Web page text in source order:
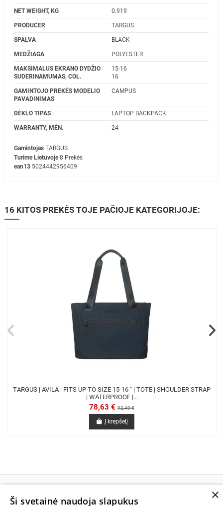
NET WEIGHT, KG 0.919
PRODUCER TARGUS
SPALVA BLACK
MEDŽIAGA POLYESTER
MAKSIMALUS EKRANO DYDŽIO
SUDERINAMUMAS, COL.
15-16
16
GAMINTOJO PREKĖS MODELIO
PAVADINIMAS
CAMPUS
DĖKLO TIPAS LAPTOP BACKPACK
WARRANTY, MĖN. 24
Gamintojas TARGUS
Turime Lietuvoje 8 Prekės
ean13 5024442956409
16 KITOS PREKĖS TOJE PAČIOJE KATEGORIJOJE:
TARGUS | AVILA | FITS UP TO SIZE 15-16 " | TOTE | SHOULDER STRAP
| WATERPROOF |...
78,63 € 92,49 €
Į krepšelį
×
Ši svetainė naudoja slapukus